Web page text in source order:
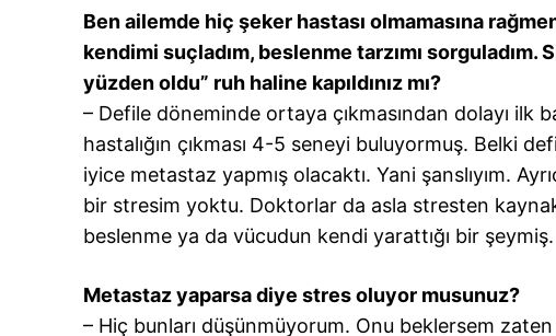
Ben ailemde hiç şeker hastası olmamasına
kendimi suçladım, beslenme tarzımı
yüzden oldu” ruh haline kapıldınız mı?
– Defile döneminde ortaya çıkmasından dolayı ilk
hastalığın çıkması 4-5 seneyi buluyormuş. Belki
iyice metastaz yapmış olacaktı. Yani şanslıyım.
bir stresim yoktu. Doktorlar da asla stresten
beslenme ya da vücudun kendi yarattığı bir şeymiş.
Metastaz yaparsa diye stres oluyor musunuz?
– Hiç bunları düşünmüyorum. Onu beklersem zaten